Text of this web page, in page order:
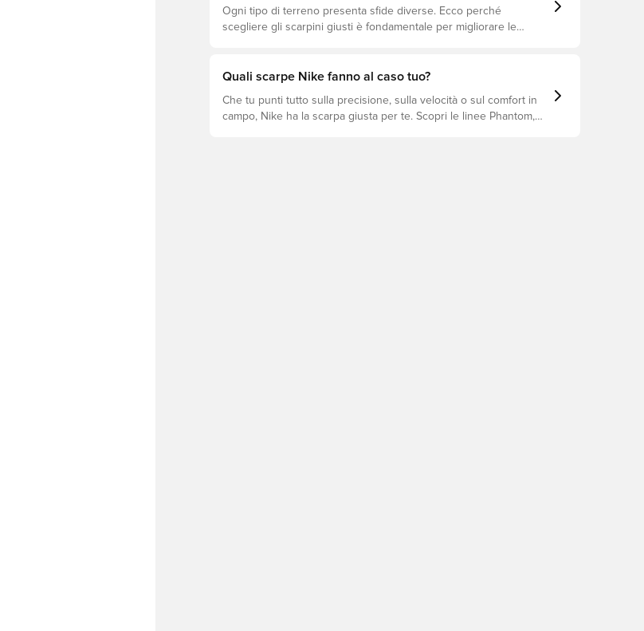
Ogni tipo di terreno presenta sfide diverse. Ecco perché
scegliere gli scarpini giusti è fondamentale per migliorare le
superficie!
Quali scarpe Nike fanno al caso tuo?
Che tu punti tutto sulla precisione, sulla velocità o sul comfort in
campo, Nike ha la scarpa giusta per te. Scopri le linee Phantom,